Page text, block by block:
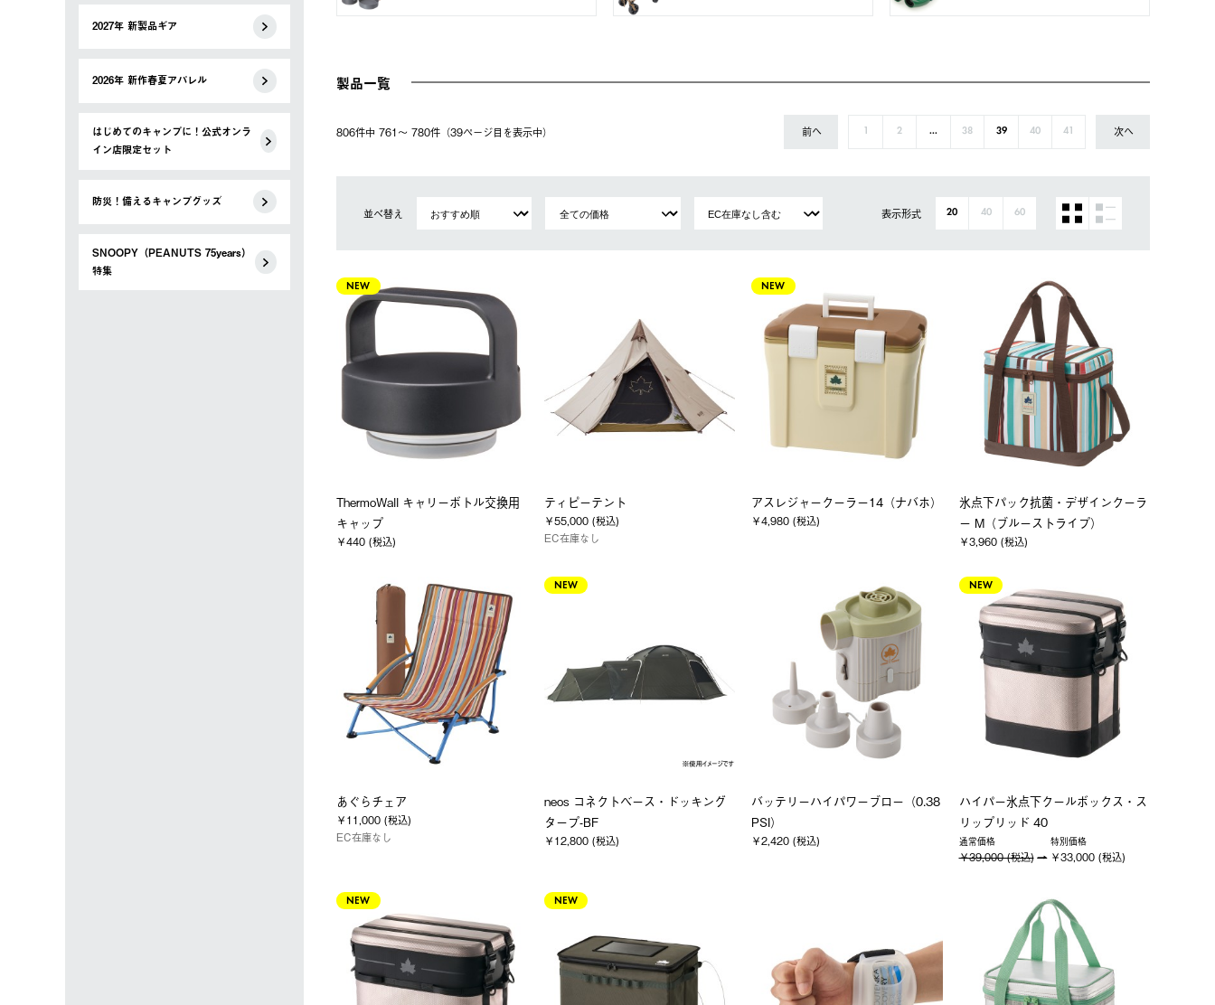
2027年 新製品ギア
2026年 新作春夏アパレル
はじめてのキャンプに！公式オンラ
イン店限定セット
防災！備えるキャンプグッズ
SNOOPY（PEANUTS 75years）
特集
製品一覧
806件中 761〜 780件（39ページ⽬を表⽰中） 前へ 1 2 ... 38 39 40 41 次へ
並べ替え 表示形式 20 40 60
NEW
ThermoWall キャリーボトル交換用
キャップ
￥440 (税込)
ティピーテント
￥55,000 (税込)
EC在庫なし
NEW
アスレジャークーラー14（ナバホ）
￥4,980 (税込)
氷点下パック抗菌・デザインクーラ
ー M（ブルーストライプ）
￥3,960 (税込)
あぐらチェア
￥11,000 (税込)
EC在庫なし
NEW
neos コネクトベース・ドッキング
タープ-BF
￥12,800 (税込)
バッテリーハイパワーブロー（0.38
PSI）
￥2,420 (税込)
NEW
ハイパー氷点下クールボックス・ス
リップリッド 40
通常価格
￥39,000 (税込)
特別価格
￥33,000 (税込)
NEW NEW